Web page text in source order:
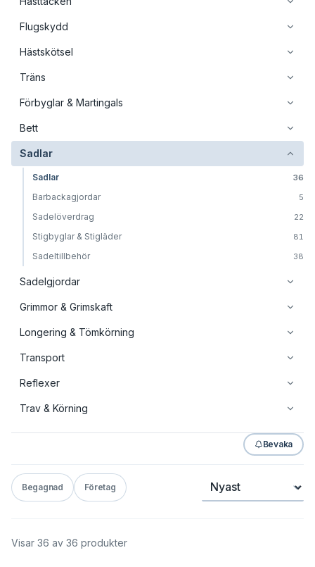
Flugskydd
Hästskötsel
Träns
Förbyglar & Martingals
Bett
Sadlar
Sadlar 36
Barbackagjordar 5
Sadelöverdrag 22
Stigbyglar & Stigläder 81
Sadeltillbehör 38
Sadelgjordar
Grimmor & Grimskaft
Longering & Tömkörning
Transport
Reflexer
Trav & Körning
Bevaka
Begagnad Företag
Sortera
Visar 36 av 36 produkter